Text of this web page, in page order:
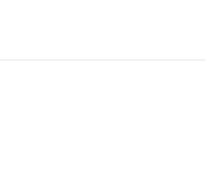
noastră față de depozitare
într-un spațiu neadecvat. O
dezvoltare a produsului.